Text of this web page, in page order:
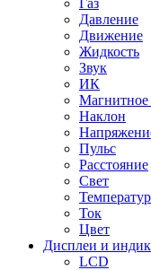
Давление
Движение
Жидкость
Звук
ИК
Магнитное
Наклон
Пульс
Расстояние
Свет
Ток
Цвет
Дисплеи и
LCD